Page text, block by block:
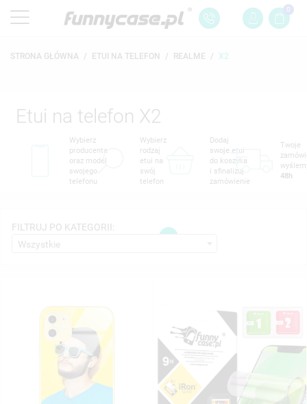
0
STRONA GŁÓWNA ETUI NA TELEFON REALME X2
Etui na telefon X2
Wybierz
producenta
oraz model
swojego
telefonu
Wybierz
rodzaj
etui na
swój
telefon
Dodaj
swoje etui
do koszyka
i sfinalizuj
zamówienie
Twoje
48h
FILTRUJ PO KATEGORII:
Wszystkie
1